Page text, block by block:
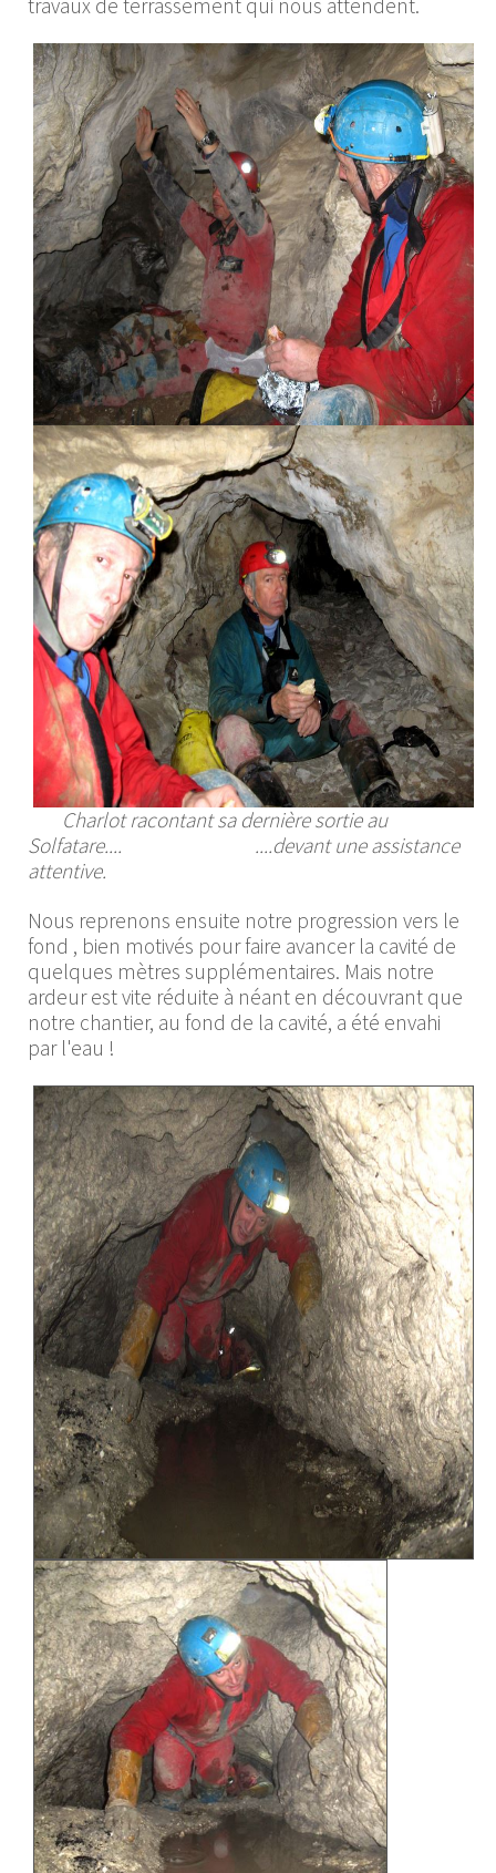
travaux de terrassement qui nous attendent.
Charlot racontant sa dernière sortie au
Solfatare.... ....devant une assistance
attentive.
Nous reprenons ensuite notre progression vers le
fond , bien motivés pour faire avancer la cavité de
quelques mètres supplémentaires. Mais notre
ardeur est vite réduite à néant en découvrant que
notre chantier, au fond de la cavité, a été envahi
par l'eau !